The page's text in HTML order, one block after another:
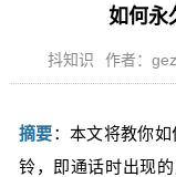
如何永
抖知识 作者：
摘要：本文将教你
铃，即通话时出现